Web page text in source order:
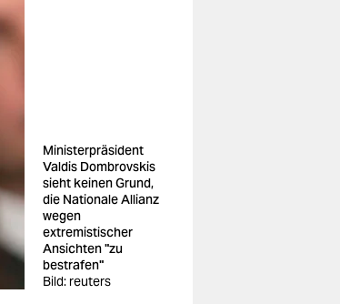
Ministerpräsident
Valdis Dombrovskis
sieht keinen Grund,
die Nationale Allianz
wegen
extremistischer
Ansichten "zu
bestrafen"
Bild: reuters